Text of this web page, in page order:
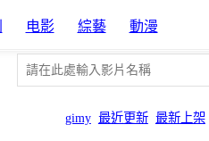
电影 綜藝 動漫
gimy 最近更新 最新上架